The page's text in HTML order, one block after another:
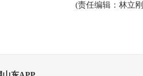
(责任编辑 ：林立